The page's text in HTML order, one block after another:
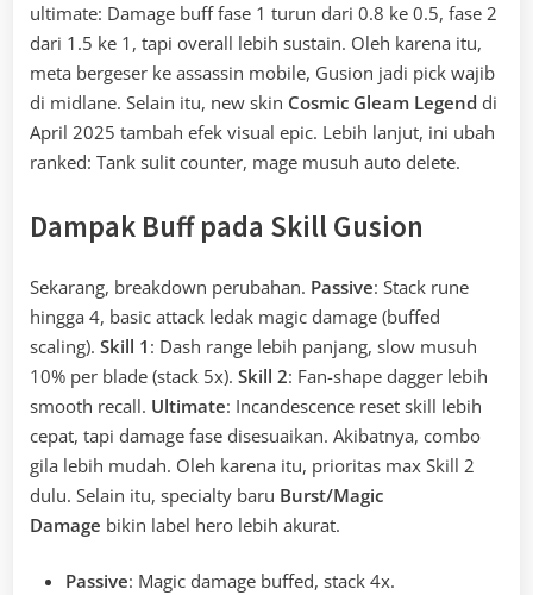
ultimate: Damage buff fase 1 turun dari 0.8 ke 0.5, fase 2
dari 1.5 ke 1, tapi overall lebih sustain. Oleh karena itu,
meta bergeser ke assassin mobile, Gusion jadi pick wajib
di midlane. Selain itu, new skin Cosmic Gleam Legend di
April 2025 tambah efek visual epic. Lebih lanjut, ini ubah
ranked: Tank sulit counter, mage musuh auto delete.
Dampak Buff pada Skill Gusion
Sekarang, breakdown perubahan. Passive: Stack rune
hingga 4, basic attack ledak magic damage (buffed
scaling). Skill 1 : Dash range lebih panjang, slow musuh
10% per blade (stack 5x). Skill 2: Fan-shape dagger lebih
smooth recall. Ultimate: Incandescence reset skill lebih
cepat, tapi damage fase disesuaikan. Akibatnya, combo
gila lebih mudah. Oleh karena itu, prioritas max Skill 2
dulu. Selain itu, specialty baru Burst/Magic
Damage bikin label hero lebih akurat.
Passive: Magic damage buffed, stack 4x.